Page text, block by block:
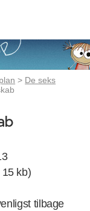
> De seks
kb)
tilbage